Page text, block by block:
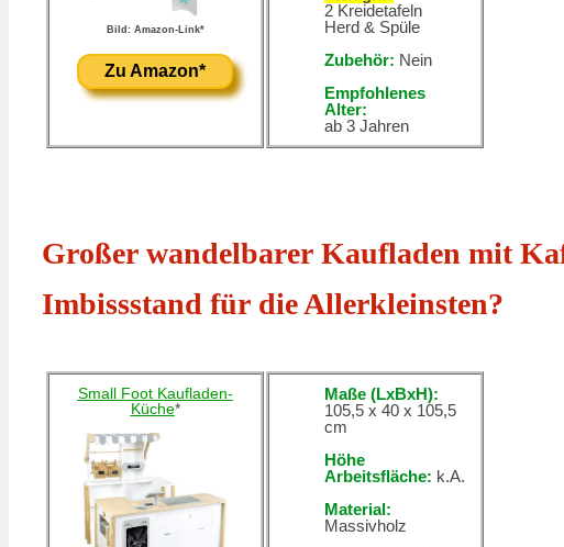
Bild: Amazon-Link*
Zu Amazon*
2 Kreidetafeln
Herd & Spüle
Zubehör: Nein
Empfohlenes
Alter:
ab 3 Jahren
Großer wandelbarer Kaufladen mit
Imbissstand für die Allerkleinsten?
Small Foot Kaufladen-
Küche*
Maße (LxBxH):
105,5 x 40 x 105,5
cm
Höhe
Arbeitsfläche: k.A.
Material:
Massivholz